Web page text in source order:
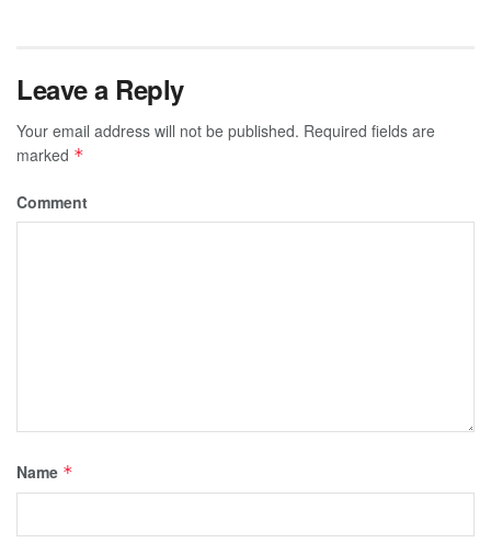
Leave a Reply
Your email address will not be published. Required fields are
marked *
Comment
Name *